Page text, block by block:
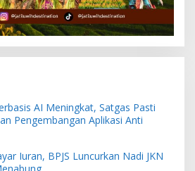
AI Meningkat, Satgas Pasti
Pengembangan Aplikasi Anti
Iuran, BPJS Luncurkan Nadi JKN